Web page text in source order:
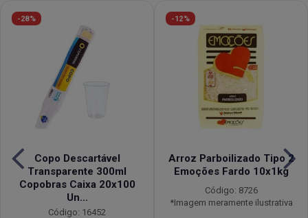
-28%
Copo Descartável
Transparente 300ml
Copobras Caixa 20x100
Un...
Código: 16452
-12%
Arroz Parboilizado Tipo 2
Emoções Fardo 10x1kg
Código: 8726
*Imagem meramente ilustrativa